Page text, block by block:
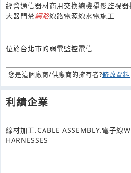
經營通信器材商用交換總機攝影監視器
大器門禁網路線路電源線水電施工
位於台北市的弱電監控電信
您是這個廠商/供應商的擁有者?修改資料
利績企業
線材加工.CABLE ASSEMBLY.電子線
HARNESSES